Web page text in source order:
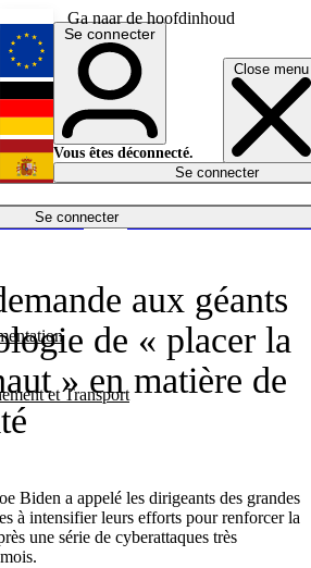
Ga naar de hoofdinhoud
Close menu
Se connecter
et Transport
Économie
English
Deutsch
Español
Se connecter
Vous êtes déconnecté.
Se connecter
aux géants
de « placer la
» en matière de
Biden a appelé les dirigeants des grandes
à intensifier leurs efforts pour renforcer la
une série de cyberattaques très